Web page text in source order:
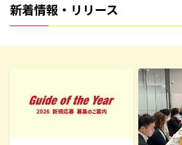
新着情報・リリース